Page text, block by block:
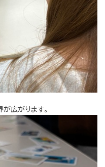
広がります。